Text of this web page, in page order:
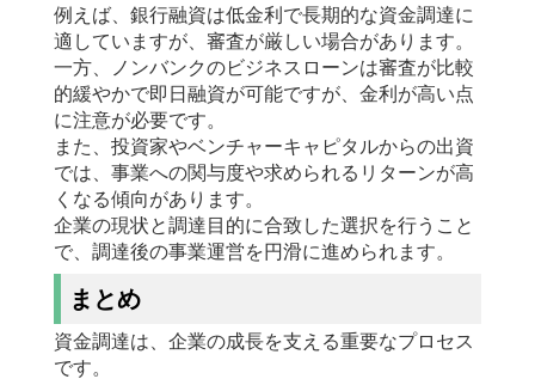
例えば、銀行融資は低金利で長期的な資金調達に
適していますが、審査が厳しい場合があります。
一方、ノンバンクのビジネスローンは審査が比較
的緩やかで即日融資が可能ですが、金利が高い点
に注意が必要です。
また、投資家やベンチャーキャピタルからの出資
では、事業への関与度や求められるリターンが高
くなる傾向があります。
企業の現状と調達目的に合致した選択を行うこと
で、調達後の事業運営を円滑に進められます。
まとめ
資金調達は、企業の成長を支える重要なプロセス
です。